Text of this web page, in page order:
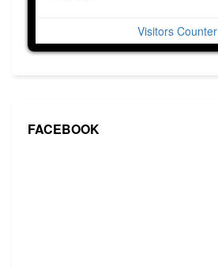
Visitors Counter
FACEBOOK